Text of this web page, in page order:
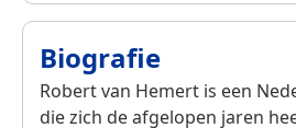
Biografie
Robert van Hemert is een
die zich de afgelopen jaren